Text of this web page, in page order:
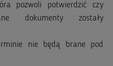
pozwoli potwierdzić czy
dokumenty zostały
nie będą brane pod